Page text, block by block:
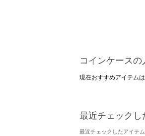
コインケース
現在おすすめアイテムは
最近チェックし
最近チェックしたアイテム